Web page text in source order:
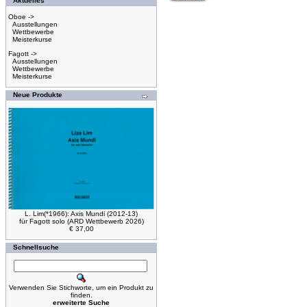
Oboe ->
Ausstellungen
Wettbewerbe
Meisterkurse
Fagott ->
Ausstellungen
Wettbewerbe
Meisterkurse
Neue Produkte
L. Lim(*1966): Axis Mundi (2012-13)
für Fagott solo (ARD Wettbewerb 2026)
€ 37,00
Schnellsuche
Verwenden Sie Stichworte, um ein Produkt zu
finden.
erweiterte Suche